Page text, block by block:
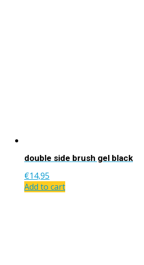
double side brush gel black
€14,95
Add to cart